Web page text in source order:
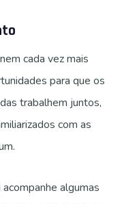
cada vez mais
para que os
trabalhem juntos,
com as
algumas